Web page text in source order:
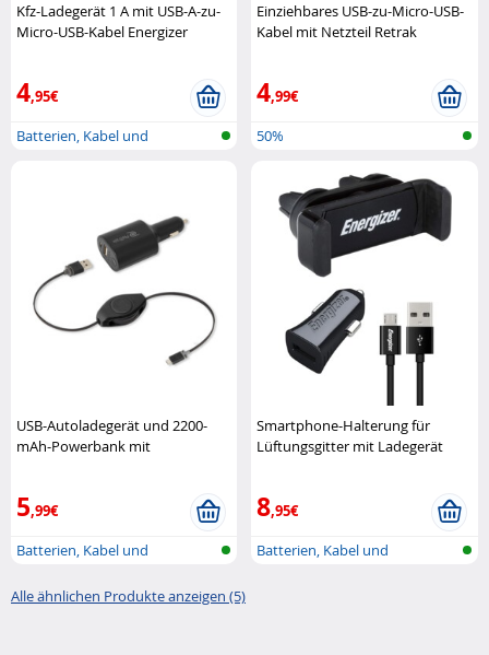
Kfz-Ladegerät 1 A mit USB-A-zu-
Micro-USB-Kabel Energizer
4,95€
Batterien, Kabel und
Einziehbares USB-zu-Micro-USB-
Kabel mit Netzteil Retrak
4,99€
50%
USB-Autoladegerät und 2200-
mAh-Powerbank mit
5,99€
Batterien, Kabel und
Smartphone-Halterung für
Lüftungsgitter mit Ladegerät
8,95€
Batterien, Kabel und
Alle ähnlichen Produkte anzeigen (5)